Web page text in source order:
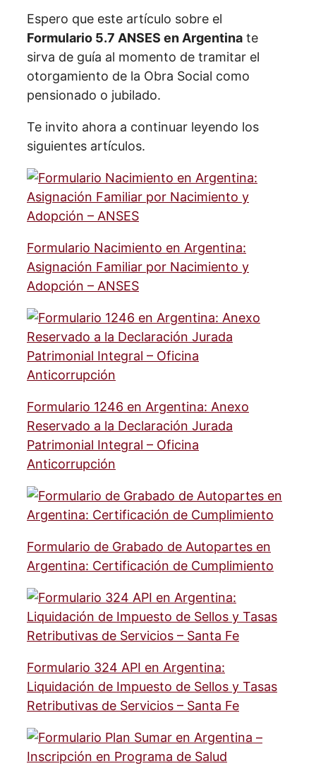
Espero que este artículo sobre el
Formulario 5.7 ANSES en Argentina te
sirva de guía al momento de tramitar el
otorgamiento de la Obra Social como
pensionado o jubilado.
Te invito ahora a continuar leyendo los
siguientes artículos.
Formulario Nacimiento en Argentina:
Asignación Familiar por Nacimiento y
Adopción – ANSES
Formulario 1246 en Argentina: Anexo
Reservado a la Declaración Jurada
Patrimonial Integral – Oficina
Anticorrupción
Formulario de Grabado de Autopartes en
Argentina: Certificación de Cumplimiento
Formulario 324 API en Argentina:
Liquidación de Impuesto de Sellos y Tasas
Retributivas de Servicios – Santa Fe